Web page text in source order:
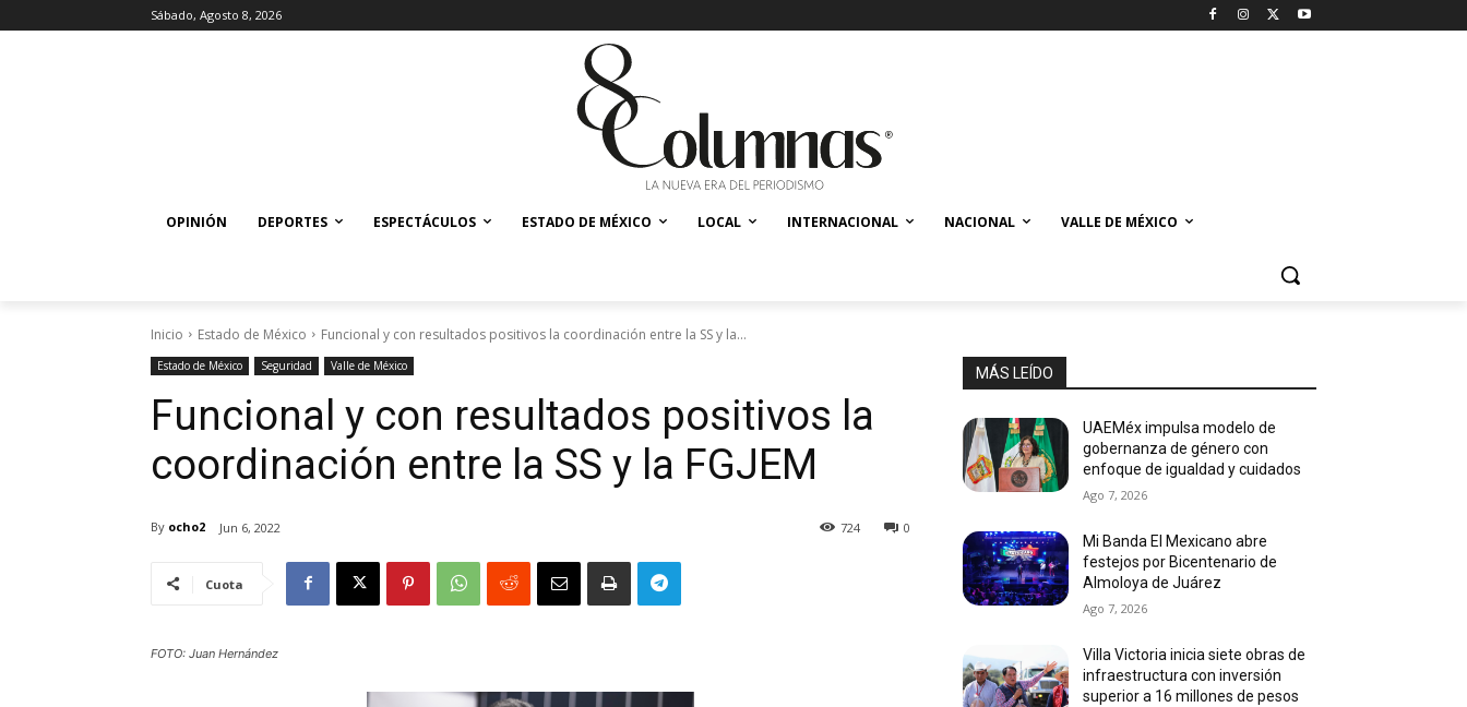
Sábado, Agosto 8, 2026
OPINIÓN DEPORTES ESPECTÁCULOS ESTADO DE MÉXICO LOCAL INTERNACIONAL NACIONAL VALLE DE MÉXICO
Inicio Estado de México Funcional y con resultados positivos la coordinación entre la SS y la...
Estado de México Seguridad Valle de México
Funcional y con resultados positivos la
coordinación entre la SS y la FGJEM
By ocho2 Jun 6, 2022 0
724
Cuota
FOTO: Juan Hernández
MÁS LEÍDO
UAEMéx impulsa modelo de
gobernanza de género con
enfoque de igualdad y cuidados
Ago 7, 2026
Mi Banda El Mexicano abre
festejos por Bicentenario de
Almoloya de Juárez
Ago 7, 2026
Villa Victoria inicia siete obras de
infraestructura con inversión
superior a 16 millones de pesos